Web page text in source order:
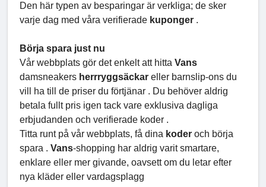
Den här typen av besparingar är verkliga; de sker
varje dag med våra verifierade kuponger .
Börja spara just nu
Vår webbplats gör det enkelt att hitta Vans
damsneakers herrryggsäckar eller barnslip-ons du
vill ha till de priser du förtjänar . Du behöver aldrig
betala fullt pris igen tack vare exklusiva dagliga
erbjudanden och verifierade koder .
Titta runt på vår webbplats, få dina koder och börja
spara . Vans-shopping har aldrig varit smartare,
enklare eller mer givande, oavsett om du letar efter
nya kläder eller vardagsplagg